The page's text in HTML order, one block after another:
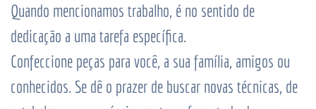
Quando mencionamos trabalho, é no sentido de
dedicação a uma tarefa específica.
Confeccione peças para você, a sua família, amigos ou
conhecidos. Se dê o prazer de buscar novas técnicas, de